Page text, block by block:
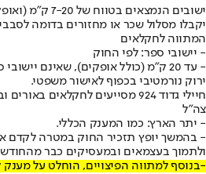
ישובים הנמצאים
יקבלו מסלול שכר או מחזורים בדומה
המתווה לחקלאים
- יישובי ספר: לפי החוק
- עד 20 ק"מ (כולל אופקים), שאינם
ירוק נורמטיבי בכפוף לאישור משפטי.
חיילי גדוד 924 מסייעים לחקלאים
צה"ל
- יתר הארץ: כמו המענק הכללי.
- בהמשך יופץ תזכיר החוק במטרה לקדם
ולתמוך בעצמאים ובמעסיקים כבר
-בנוסף למתווה הפיצויים, הוחלט על מענק